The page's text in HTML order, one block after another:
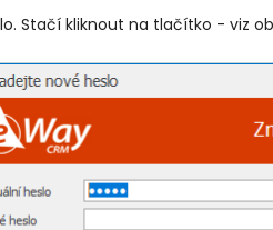
Stačí kliknout na tlačítko - viz